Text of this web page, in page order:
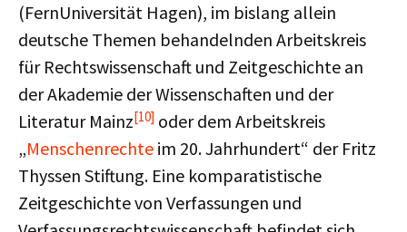
(FernUniversität Hagen), im bislang allein
deutsche Themen behandelnden Arbeitskreis
für Rechtswissenschaft und Zeitgeschichte an
der Akademie der Wissenschaften und der
Literatur Mainz[10] oder dem Arbeitskreis
„Menschenrechte im 20. Jahrhundert“ der Fritz
Thyssen Stiftung. Eine komparatistische
Zeitgeschichte von Verfassungen und